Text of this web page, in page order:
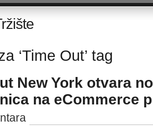
‘Time Out’ tag
New York otvara
na eCommerce